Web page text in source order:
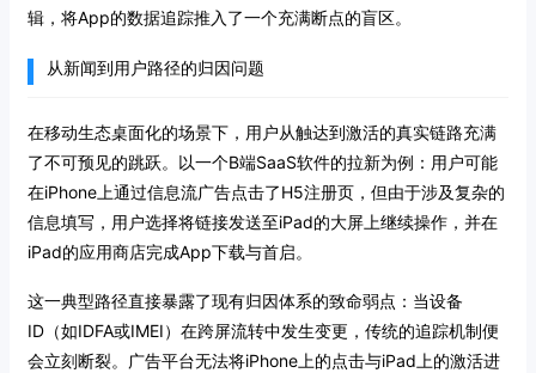
辑，将App的数据追踪推入了一个充满断点的盲区。
从新闻到用户路径的归因问题
在移动生态桌面化的场景下，用户从触达到激活的真实链路充满
了不可预见的跳跃。以一个B端SaaS软件的拉新为例：用户可能
在iPhone上通过信息流广告点击了H5注册页，但由于涉及复杂的
信息填写，用户选择将链接发送至iPad的大屏上继续操作，并在
iPad的应用商店完成App下载与首启。
这一典型路径直接暴露了现有归因体系的致命弱点：当设备
ID（如IDFA或IMEI）在跨屏流转中发生变更，传统的追踪机制便
会立刻断裂。广告平台无法将iPhone上的点击与iPad上的激活进